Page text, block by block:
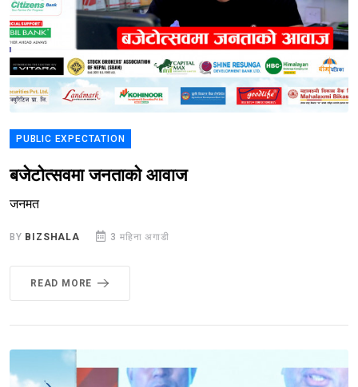
PUBLIC EXPECTATION
बजेटोत्सवमा जनताको आवाज
जनमत
BY BIZSHALA 3 महिना अगाडी
READ MORE